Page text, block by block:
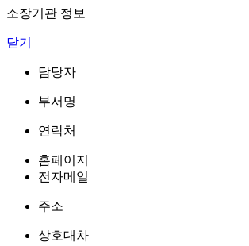
소장기관 정보
닫기
담당자
부서명
연락처
홈페이지
전자메일
주소
상호대차